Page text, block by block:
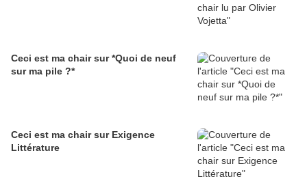
Ceci est ma chair sur *Quoi de neuf
sur ma pile ?*
Ceci est ma chair sur Exigence
Littérature